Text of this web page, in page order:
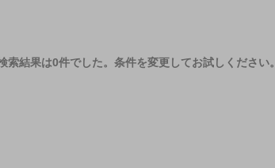
索結果は0件でした。 条件を変更してお試しください。